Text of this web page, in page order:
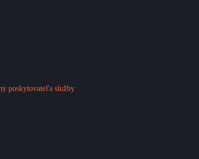
poskytovateľa služby